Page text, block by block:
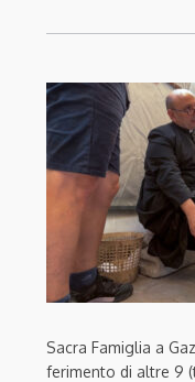
Sacra Famiglia a
ferimento di altre 9